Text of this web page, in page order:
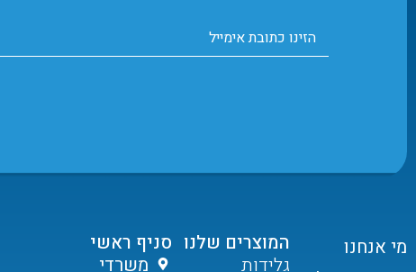
מי אנחנו
המוצרים שלנו
גלידות
סניף ראשי
משרדי